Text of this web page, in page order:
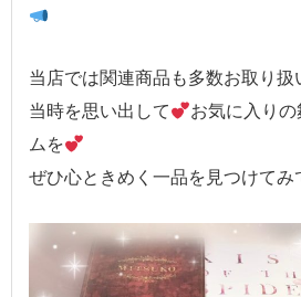
当店では関連商品も多数お取り扱
当時を思い出して
お気に入り
ムを
ぜひ心ときめく一品を見つけてみ